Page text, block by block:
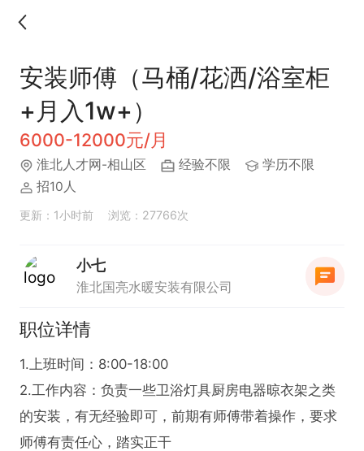
安装师傅（马桶/花洒/浴室柜
+月入1w+）
6000-12000元/月
淮北人才网-相山区 经验不限
学历不限
招10人
更新：1小时前 浏览：27766次
小七
淮北国亮水暖安装有限公司
职位详情
1.上班时间：8:00-18:00
2.工作内容：负责一些卫浴灯具厨房电器晾衣架之类
的安装，有无经验即可，前期有师傅带着操作，要求
师傅有责任心，踏实正干